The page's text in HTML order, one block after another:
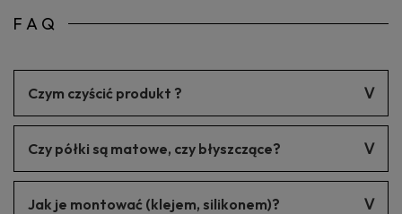
FAQ
Czym czyścić produkt ?
Czy półki są matowe, czy błyszczące?
Jak je montować (klejem, silikonem)?